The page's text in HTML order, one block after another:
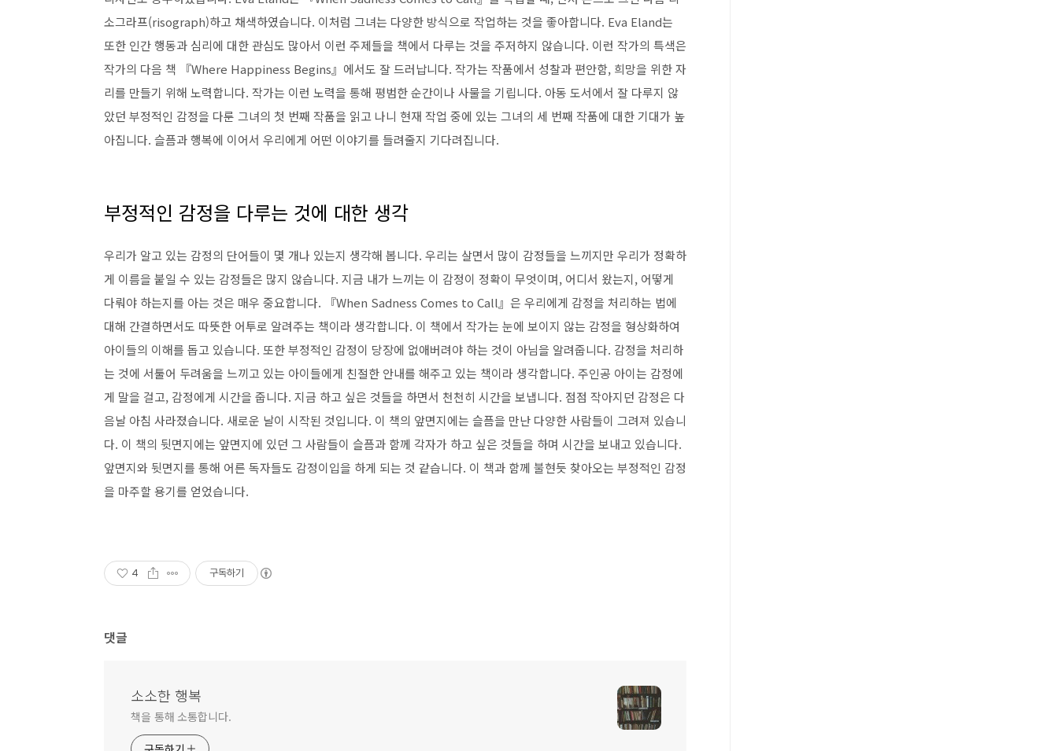
소그라프(risograph)하고 채색하였습니다. 이처럼 그녀는 다양한 방식으로 작업하는 것을 좋아합니다. Eva Eland는
또한 인간 행동과 심리에 대한 관심도 많아서 이런 주제들을 책에서 다루는 것을 주저하지 않습니다. 이런 작가의 특색은
작가의 다음 책 『Where Happiness Begins』에서도 잘 드러납니다. 작가는 작품에서 성찰과 편안함, 희망을 위한 자
리를 만들기 위해 노력합니다. 작가는 이런 노력을 통해 평범한 순간이나 사물을 기립니다. 아동 도서에서 잘 다루지 않
았던 부정적인 감정을 다룬 그녀의 첫 번째 작품을 읽고 나니 현재 작업 중에 있는 그녀의 세 번째 작품에 대한 기대가 높
아집니다. 슬픔과 행복에 이어서 우리에게 어떤 이야기를 들려줄지 기다려집니다.
부정적인 감정을 다루는 것에 대한 생각
우리가 알고 있는 감정의 단어들이 몇 개나 있는지 생각해 봅니다. 우리는 살면서 많이 감정들을 느끼지만 우리가 정확하
게 이름을 붙일 수 있는 감정들은 많지 않습니다. 지금 내가 느끼는 이 감정이 정확이 무엇이며, 어디서 왔는지, 어떻게
다뤄야 하는지를 아는 것은 매우 중요합니다. 『When Sadness Comes to Call』은 우리에게 감정을 처리하는 법에
대해 간결하면서도 따뜻한 어투로 알려주는 책이라 생각합니다. 이 책에서 작가는 눈에 보이지 않는 감정을 형상화하여
아이들의 이해를 돕고 있습니다. 또한 부정적인 감정이 당장에 없애버려야 하는 것이 아님을 알려줍니다. 감정을 처리하
는 것에 서툴어 두려움을 느끼고 있는 아이들에게 친절한 안내를 해주고 있는 책이라 생각합니다. 주인공 아이는 감정에
게 말을 걸고, 감정에게 시간을 줍니다. 지금 하고 싶은 것들을 하면서 천천히 시간을 보냅니다. 점점 작아지던 감정은 다
음날 아침 사라졌습니다. 새로운 날이 시작된 것입니다. 이 책의 앞면지에는 슬픔을 만난 다양한 사람들이 그려져 있습니
다. 이 책의 뒷면지에는 앞면지에 있던 그 사람들이 슬픔과 함께 각자가 하고 싶은 것들을 하며 시간을 보내고 있습니다.
앞면지와 뒷면지를 통해 어른 독자들도 감정이입을 하게 되는 것 같습니다. 이 책과 함께 불현듯 찾아오는 부정적인 감정
을 마주할 용기를 얻었습니다.
4 구독하기
댓글
소소한 행복
책을 통해 소통합니다.